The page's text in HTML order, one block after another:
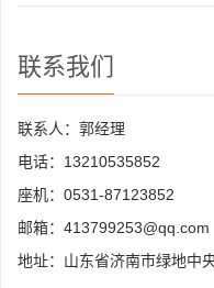
联系我们
联系人：郭经理
电话：13210535852
座机：0531-87123852
邮箱：413799253@qq.com
地址：山东省济南市绿地中